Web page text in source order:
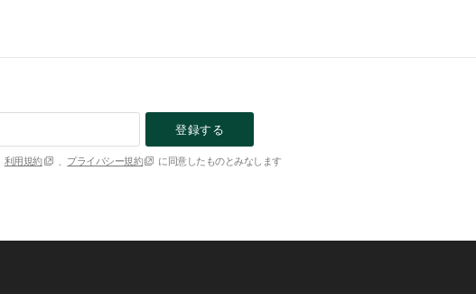
登録する
利用規約 プライバシー規約 に同意したものとみなします